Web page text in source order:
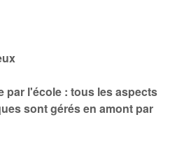
par l'école : tous les aspects
sont gérés en amont par